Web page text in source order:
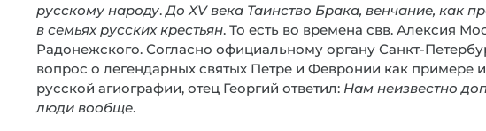
русскому народу.До XV века Таинство Брака, венчание, как
в семьях русских крестьян. То есть во времена свв. Алексия
Радонежского. Согласно официальному органу Санкт-
вопрос о легендарных святых Петре и Февронии как примере
русской агиографии, отец Георгий ответил: Нам неизвестно
люди вообще.